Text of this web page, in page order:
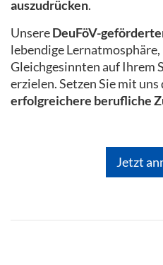
auszudrücken.
UnsereDeuFöV-
lebendige
Gleichgesinnten auf Ihrem
erzielen. Setzen Sie mit
erfolgreichere berufliche
Jetzt